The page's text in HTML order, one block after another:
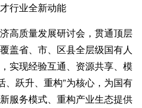
行业全新动能
高质量发展研讨会，贯通顶层
盖省、市、区县全层级国有人
实现经验互通、资源共享、模
、跃升、重构”为核心，为国有
服务模式、重构产业生态提供